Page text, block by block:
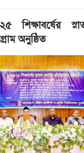
শিক্ষাবর্ষের
অনুষ্ঠিত